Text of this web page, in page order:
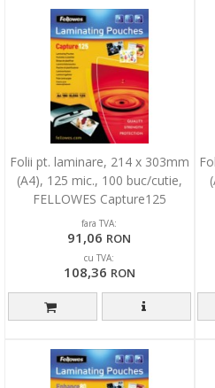
Folii pt. laminare, 214 x 303mm
(A4), 125 mic., 100 buc/cutie,
FELLOWES Capture125
fara TVA:
91,06 RON
cu TVA:
108,36 RON